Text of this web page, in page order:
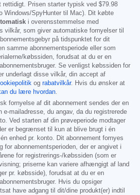
rettidigt. Prisen starter typisk ved $79.98
Windows/SpyHunter til Mac). Dit købte
i overensstemmelse med
vilkår, som giver automatiske fornyelser til
på tidspunktet for dit
samme abonnementsperiode eller som
købssiden, forudsat at du er en
Se venligst købssiden for
underlagt disse vilkår, din accept af
og rabatvilkår. Hvis du ønsker at
du lære hvordan.
fornyelse af dit abonnement sendes der en
e-mailadresse, du angav, da du registrerede
Ved starten af din prøveperiode modtager
er begrænset til kun at blive brugt i én
enhed pr. konto. Dit abonnement fornyes
for abonnementsperioden, der er angivet i
for registrerings-/købssiden (som er
priserne kan variere afhængigt af land
pr. købsside), forudsat at du er en
Hvis du opsiger
have adgang til dit/dine produkt(er) indtil